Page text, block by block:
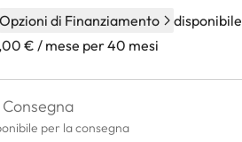
Opzioni di Finanziamento
disponibile
€ / mese per 40 mesi
Consegna
per la consegna